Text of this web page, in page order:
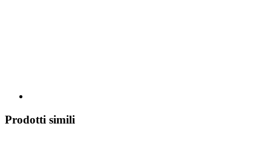
Prodotti simili